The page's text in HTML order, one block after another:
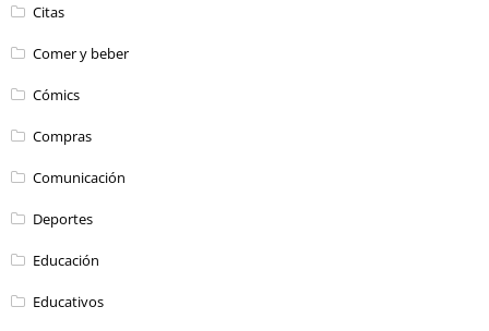
Citas
Comer y beber
Cómics
Compras
Comunicación
Deportes
Educación
Educativos